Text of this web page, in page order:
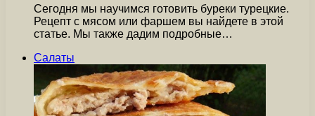
Сегодня мы научимся готовить буреки турецкие.
Рецепт с мясом или фаршем вы найдете в этой
статье. Мы также дадим подробные…
Салаты